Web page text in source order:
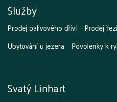
Služby
Prodej palivového dříví Prodej
Ubytování u jezera
Povolenky k
Svatý Linhart